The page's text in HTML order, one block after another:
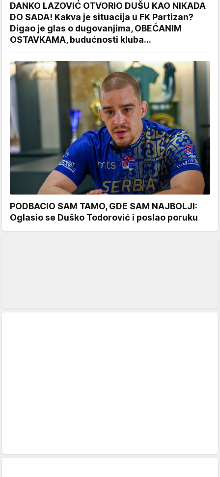
DANKO LAZOVIĆ OTVORIO DUŠU KAO NIKADA
DO SADA! Kakva je situacija u FK Partizan?
Digao je glas o dugovanjima, OBEĆANIM
OSTAVKAMA, budućnosti kluba...
PODBACIO SAM TAMO, GDE SAM NAJBOLJI:
Oglasio se Duško Todorović i poslao poruku